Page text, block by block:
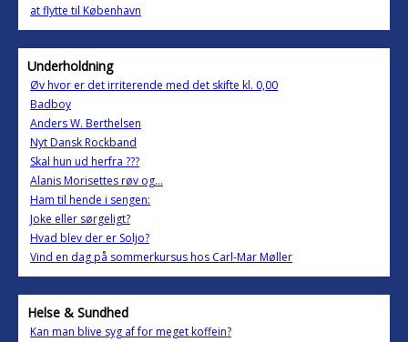
at flytte til København
Underholdning
Øv hvor er det irriterende med det skifte kl. 0,00
Badboy
Anders W. Berthelsen
Nyt Dansk Rockband
Skal hun ud herfra ???
Alanis Morisettes røv og...
Ham til hende i sengen:
Joke eller sørgeligt?
Hvad blev der er Soljo?
Vind en dag på sommerkursus hos Carl-Mar Møller
Helse & Sundhed
Kan man blive syg af for meget koffein?